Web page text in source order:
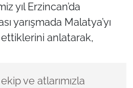
yıl Erzincan’da
yarışmada Malatya’yı
anlatarak,
ve atlarımızla